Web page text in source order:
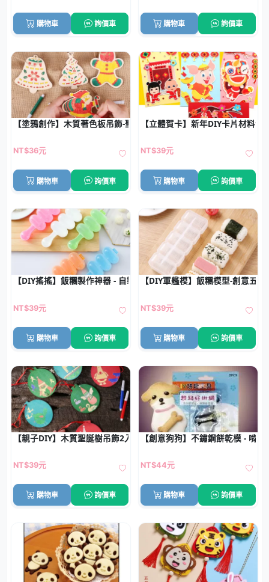
購物車 詢價車 購物車 詢價車
【塗鴉創作】木質著色板吊飾-聖誕DIY材料
NT$36元
購物車 詢價車
【立體賀卡】新年DIY卡片材料包
NT$39元
購物車 詢價車
【DIY搖搖】飯糰製作神器 - 自製壽司飯糰模具
NT$39元
購物車 詢價車
【DIY軍艦模】飯糰模型-創意五
NT$39元
購物車 詢價車
【親子DIY】木質聖誕樹吊飾2入-創意彩繪裝飾
NT$39元
購物車 詢價車
【創意狗狗】不鏽鋼餅乾模 - 啃
NT$44元
購物車 詢價車